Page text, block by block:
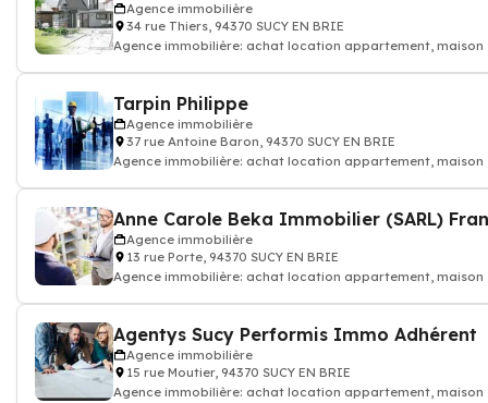
Agence immobilière
34 rue Thiers, 94370 SUCY EN BRIE
Agence immobilière: achat location appartement, maison
Tarpin Philippe
Agence immobilière
37 rue Antoine Baron, 94370 SUCY EN BRIE
Agence immobilière: achat location appartement, maison
Agence immobilière
13 rue Porte, 94370 SUCY EN BRIE
Agence immobilière: achat location appartement, maison
Agentys Sucy Performis Immo Adhérent
Agence immobilière
15 rue Moutier, 94370 SUCY EN BRIE
Agence immobilière: achat location appartement, maison